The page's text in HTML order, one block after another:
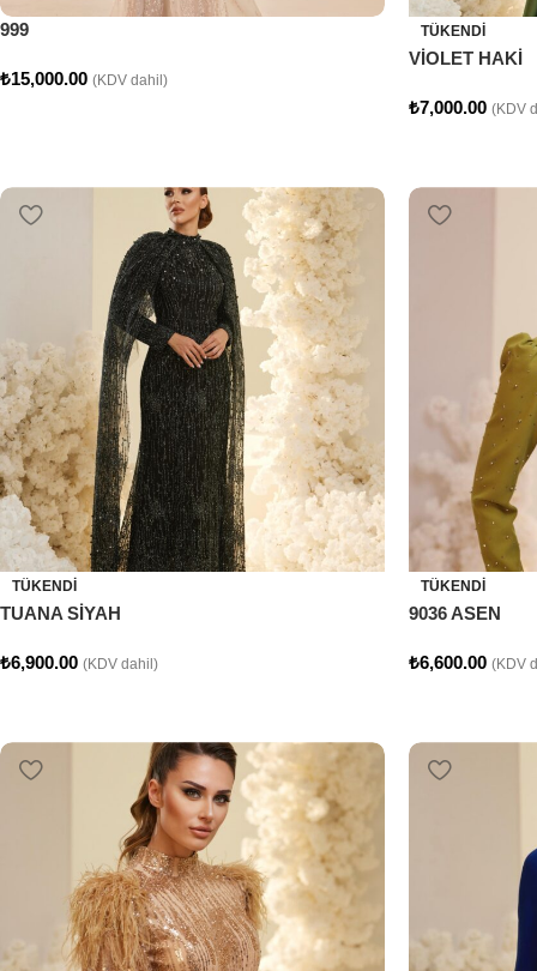
999
₺15,000.00 (KDV dahil)
TÜKENDI
VİOLET HAKİ
₺7,000.00 (KDV
TÜKENDI
TUANA SİYAH
₺6,900.00 (KDV dahil)
TÜKENDI
9036 ASEN
₺6,600.00 (KDV